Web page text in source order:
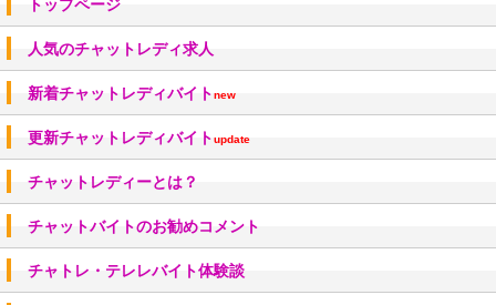
トップページ
人気のチャットレディ求人
新着チャットレディバイトnew
更新チャットレディバイトupdate
チャットレディーとは？
チャットバイトのお勧めコメント
チャトレ・テレレバイト体験談